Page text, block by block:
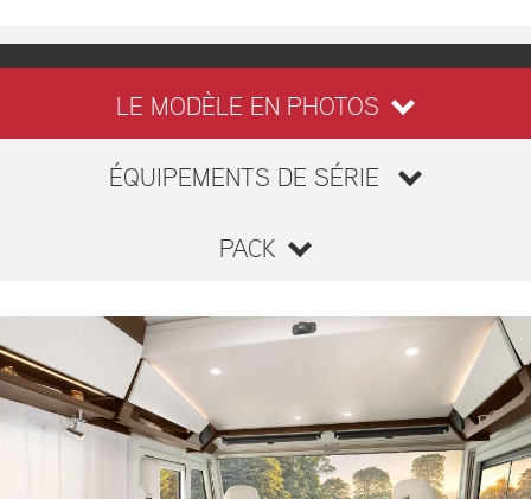
LE MODÈLE EN PHOTOS
ÉQUIPEMENTS DE SÉRIE
PACK